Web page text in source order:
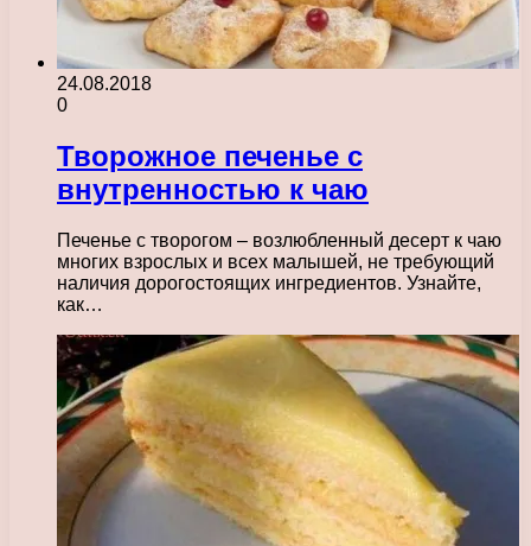
24.08.2018
0
Творожное печенье с
внутренностью к чаю
Печенье с творогом – возлюбленный десерт к чаю
многих взрослых и всех малышей, не требующий
наличия дорогостоящих ингредиентов. Узнайте,
как…